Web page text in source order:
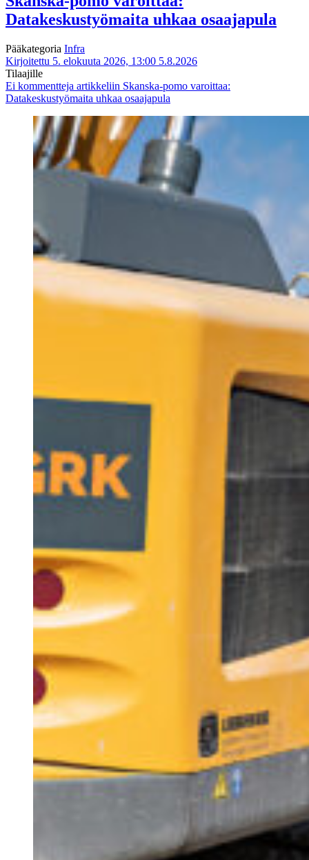
Datakeskustyömaita uhkaa osaajapula
Pääkategoria Infra
Kirjoitettu 5. elokuuta 2026, 13:00 5.8.2026
Tilaajille
Ei kommentteja artikkeliin Skanska-pomo varoittaa:
Datakeskustyömaita uhkaa osaajapula